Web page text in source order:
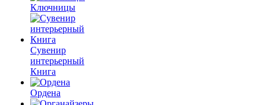
Ключницы
Сувенир
интерьерный
Книга
Ордена